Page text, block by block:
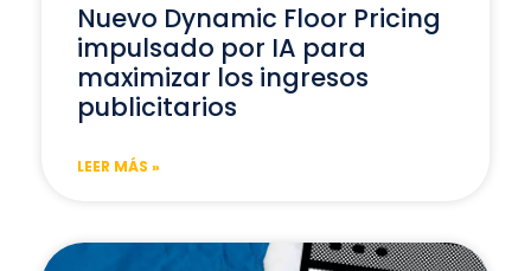
Nuevo Dynamic Floor Pricing
impulsado por IA para
maximizar los ingresos
publicitarios
LEER MÁS »